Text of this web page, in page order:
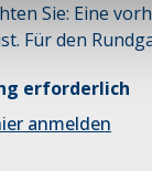
Sie: Eine
Für den
erforderlich
anmelden